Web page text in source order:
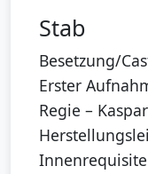
Stab
Besetzung/
Erster
Regie –